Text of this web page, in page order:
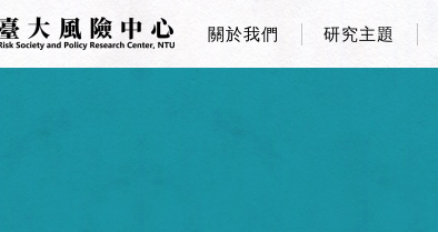
關於我們 研究主題